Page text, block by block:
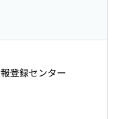
登録センター